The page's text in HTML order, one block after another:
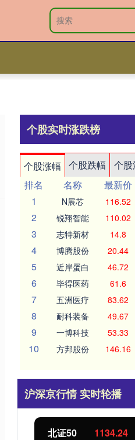
个股实时涨跌榜
个股涨幅 个股跌幅 个股
排名
名称 最新价
1
N展芯 116.52
2 锐翔智能 110.02
3 志特新材 14.8
4 博腾股份 20.44
5 近岸蛋白 46.72
6 毕得医药 61.6
7 五洲医疗 83.62
8 耐科装备 49.67
9 一博科技 53.33
10 方邦股份 146.16
沪深京行情 实时轮播
北证50 1134.24